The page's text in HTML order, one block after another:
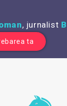
, jurnalist
ta